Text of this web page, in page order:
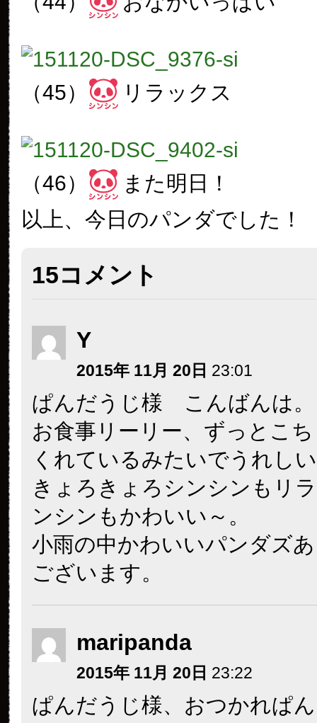
（45） リラックス
（46）
また明日！
以上、今日のパンダでした！
15コメント
Y
2015年 11月 20日 23:01
ぱんだうじ様 こんばんは。
お食事リーリー、ずっとこ
くれているみたいでうれし
きょろきょろシンシンもリ
ンシンもかわいい～。
小雨の中かわいいパンダズ
ございます。
maripanda
2015年 11月 20日 23:22
ぱんだうじ様、おつかれぱ